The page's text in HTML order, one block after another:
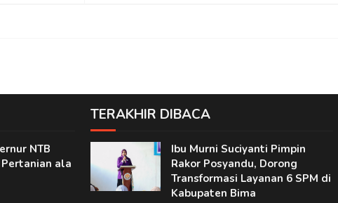
NTB
ala
TERAKHIR DIBACA
Ibu Murni Suciyanti Pimpin
Rakor Posyandu, Dorong
Transformasi Layanan 6 SPM di
Kabupaten Bima